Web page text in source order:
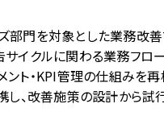
部門を対象とした業務改善
イクルに関わる業務フロ
ト・KPI管理の仕組みを再
し、改善施策の設計から試